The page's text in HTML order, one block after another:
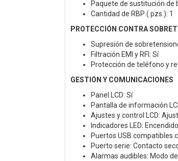
Paquete de sustitución de
Cantidad de RBP ( pzs ): 1
PROTECCIÓN CONTRA
Supresión de
Filtración EMI y RFI: Sí
Protección de teléfono y
GESTIÓN Y COMUNICACIONES
Panel LCD: Sí
Pantalla de información
Ajustes y control LCD:
Indicadores LED: Encendido
Puertos USB compatibles
Puerto serie: Contacto
Alarmas audibles: Modo